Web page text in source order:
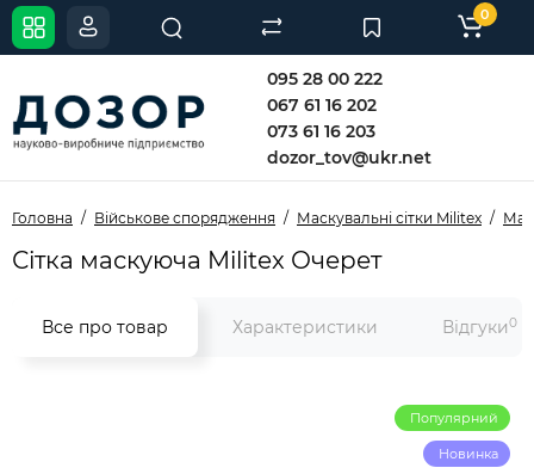
095 28 00 222
067 61 16 202
073 61 16 203
dozor_tov@ukr.net
0
Головна Військове спорядження Маскувальні сітки Militex
Сітка маскуюча Militex Очерет
Все про товар Характеристики Відгуки0
Популярний
Новинка